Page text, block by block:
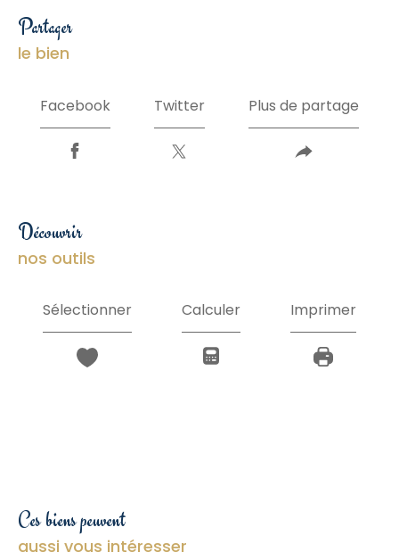
partager
le bien
Facebook Twitter Plus de partage
découvrir
nos outils
Sélectionner Calculer Imprimer
Ces biens peuvent
aussi vous intéresser